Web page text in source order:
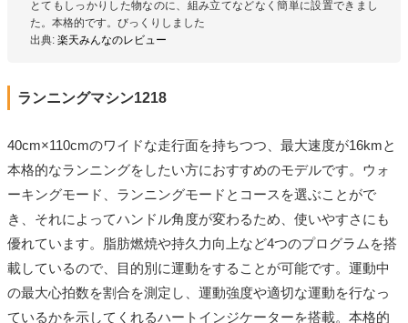
とてもしっかりした物なのに、組み立てなどなく簡単に設置できまし
た。本格的です。びっくりしました
出典: 楽天みんなのレビュー
ランニングマシン1218
40cm×110cmのワイドな走行面を持ちつつ、最大速度が16kmと
本格的なランニングをしたい方におすすめのモデルです。ウォ
ーキングモード、ランニングモードとコースを選ぶことがで
き、それによってハンドル角度が変わるため、使いやすさにも
優れています。脂肪燃焼や持久力向上など4つのプログラムを搭
載しているので、目的別に運動をすることが可能です。運動中
の最大心拍数を割合を測定し、運動強度や適切な運動を行なっ
ているかを示してくれるハートインジケーターを搭載。本格的